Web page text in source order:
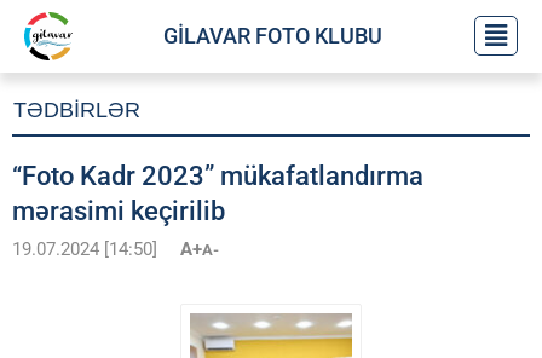
GİLAVAR FOTO KLUBU
TƏDBİRLƏR
“Foto Kadr 2023” mükafatlandırma
mərasimi keçirilib
19.07.2024 [14:50] A+A-